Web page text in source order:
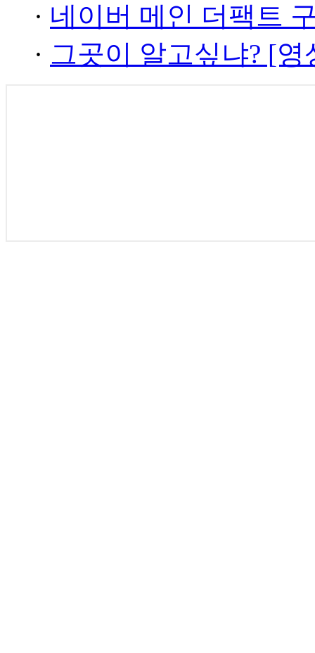
· 네이버 메인 더팩트
· 그곳이 알고싶냐? [